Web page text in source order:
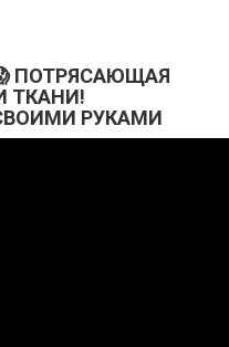
ПОТРЯСАЮЩАЯ
ТКАНИ!
РУКАМИ